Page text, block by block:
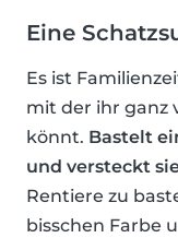
Eine
Es ist
mit der ihr ganz
könnt. Bastelt
und versteckt
Rentiere zu
bisschen Farbe